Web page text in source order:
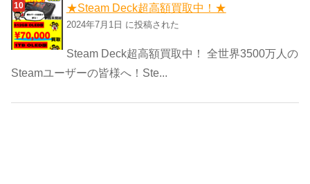
★Steam Deck超高額買取中！★
2024年7月1日 に投稿された
Steam Deck超高額買取中！ 全世界3500万人の
Steamユーザーの皆様へ！Ste...